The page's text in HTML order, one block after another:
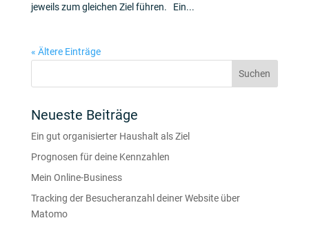
jeweils zum gleichen Ziel führen. Ein...
« Ältere Einträge
Neueste Beiträge
Ein gut organisierter Haushalt als Ziel
Prognosen für deine Kennzahlen
Mein Online-Business
Tracking der Besucheranzahl deiner Website über
Matomo